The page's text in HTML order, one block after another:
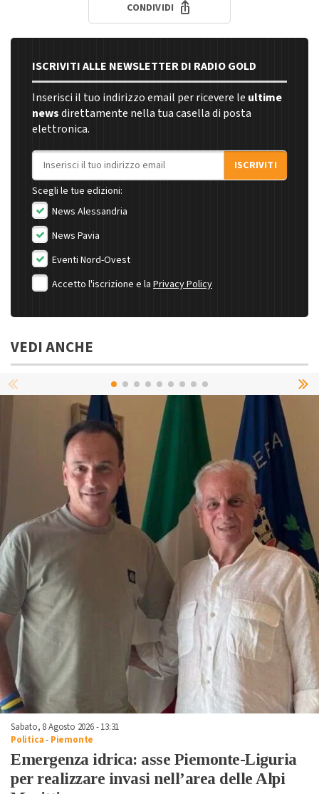
CONDIVIDI
ISCRIVITI ALLE NEWSLETTER DI RADIO GOLD
Inserisci il tuo indirizzo email per ricevere le ultime
newsdirettamente nella tua casella di posta
elettronica.
Indirizzo email
ISCRIVITI
Scegli le tue edizioni:
News Alessandria
News Pavia
Eventi Nord-Ovest
Accetto l'iscrizione e la Privacy Policy
VEDI ANCHE
Sabato, 8 Agosto 2026 - 13:31
Politica- Piemonte
Emergenza idrica: asse Piemonte-Liguria
per realizzare invasi nell’area delle Alpi